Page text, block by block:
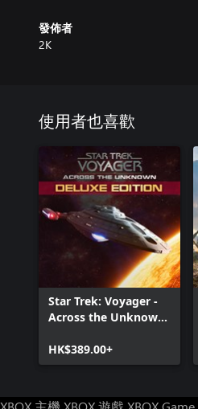
發佈者
2K
使用者也喜歡
Star Trek: Voyager -
Across the Unknown
HK$389.00+